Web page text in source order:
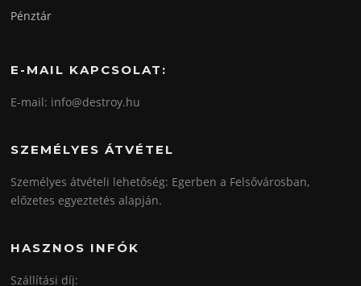
Pénztár
E-MAIL KAPCSOLAT:
E-mail: info@destroy.hu
SZEMÉLYES ÁTVÉTEL
Személyes átvételi lehetőség: Egerben a Felsővárosban,
előzetes egyeztetés alapján.
HASZNOS INFÓK
Szállítási díj: